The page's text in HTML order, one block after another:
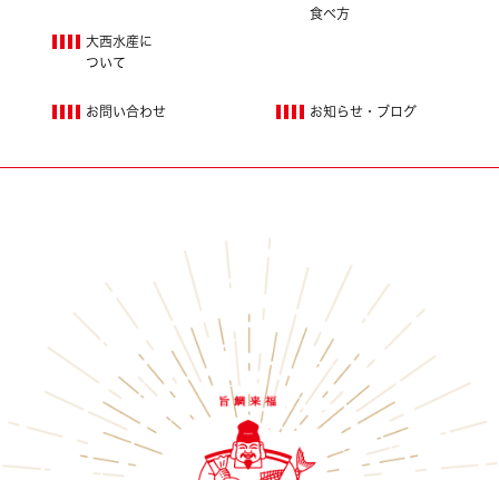
食べ方
大西水産に
ついて
お知らせ・ブログ
お問い合わせ